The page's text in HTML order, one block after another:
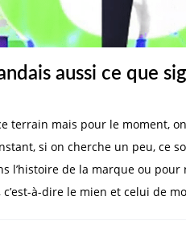
aussi ce que
terrain mais pour le moment,
si on cherche un peu, ce
l’histoire de la marque ou pour
à-dire le mien et celui de